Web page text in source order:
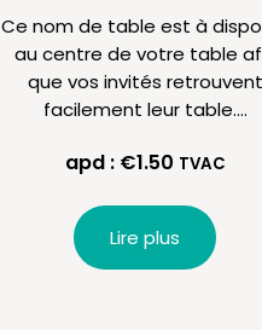
Ce nom de table est à
au centre de votre table
que vos invités retrouvent
facilement leur table.…
apd : €1.50 TVAC
Lire plus